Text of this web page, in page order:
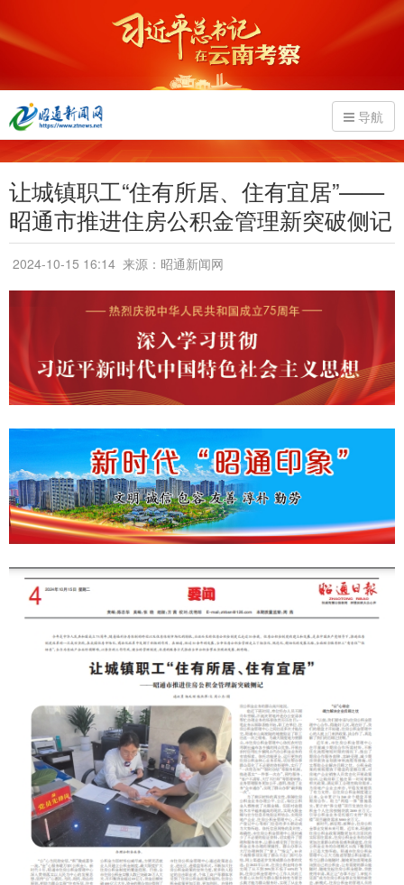
导航
让城镇职工“住有所居、住有宜居”——
昭通市推进住房公积金管理新突破侧记
2024-10-15 16:14 来源：昭通新闻网